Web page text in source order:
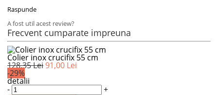
Raspunde
A fost util acest review?
Frecvent cumparate impreuna
Colier inox crucifix 55 cm
128,35 Lei 91,00 Lei
-29%
detalii
- +